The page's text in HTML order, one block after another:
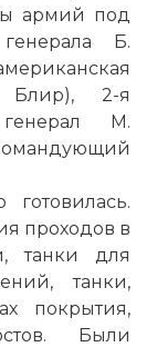
армий под
Б.
Блир), 2-я
М.
готовилась.
проходов в
танки для
танки,
покрытия,
Были